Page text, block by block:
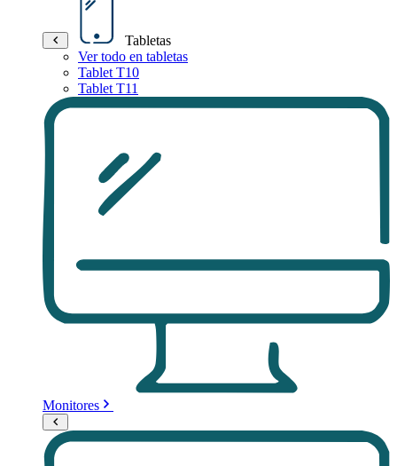
Tabletas
Ver todo en tabletas
Tablet T10
Tablet T11
Monitores